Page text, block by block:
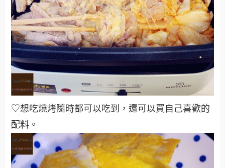
♡想吃燒烤隨時都可以吃到，還可以買自己喜歡的
配料 。